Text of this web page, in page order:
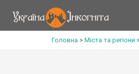
Головна > Міста та регіони